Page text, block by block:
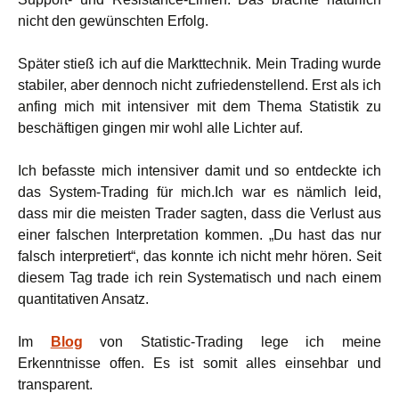
nicht den gewünschten Erfolg.
Später stieß ich auf die Markttechnik. Mein Trading wurde
stabiler, aber dennoch nicht zufriedenstellend. Erst als ich
anfing mich mit intensiver mit dem Thema Statistik zu
beschäftigen gingen mir wohl alle Lichter auf.
Ich befasste mich intensiver damit und so entdeckte ich
das System-Trading für mich.Ich war es nämlich leid,
dass mir die meisten Trader sagten, dass die Verlust aus
einer falschen Interpretation kommen. „Du hast das nur
falsch interpretiert“, das konnte ich nicht mehr hören. Seit
diesem Tag trade ich rein Systematisch und nach einem
quantitativen Ansatz.
Im Blog von Statistic-Trading lege ich meine
Erkenntnisse offen. Es ist somit alles einsehbar und
transparent.